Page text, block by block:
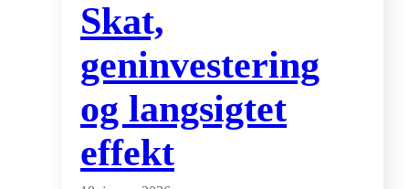
Skat,
geninvestering
og langsigtet
effekt